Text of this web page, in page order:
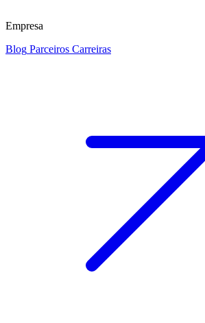
Empresa
Blog Parceiros Carreiras